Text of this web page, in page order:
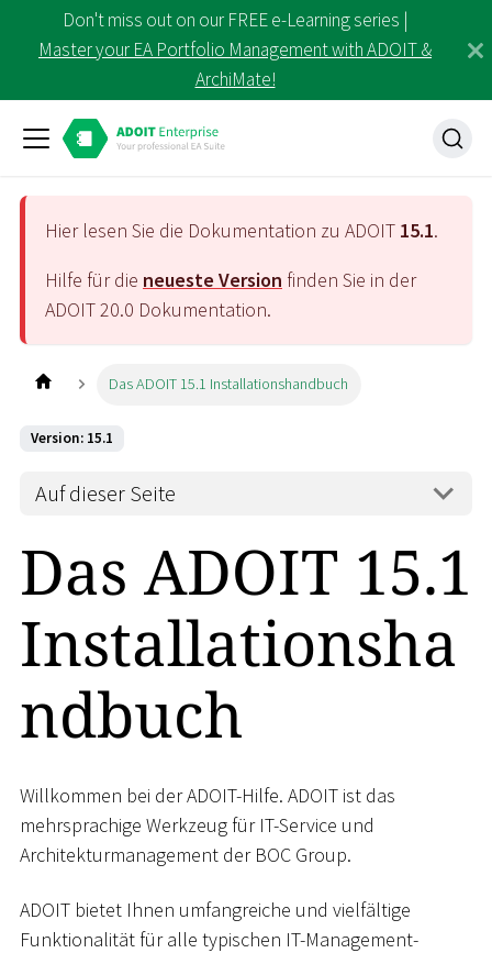
Don't miss out on our FREE e-Learning series |
Master your EA Portfolio Management with ADOIT &
ArchiMate!
Hier lesen Sie die Dokumentation zu ADOIT 15.1.
Hilfe für die neueste Version finden Sie in der
ADOIT20.0 Dokumentation.
Das ADOIT 15.1 Installationshandbuch
Version: 15.1
Auf dieser Seite
Das ADOIT 15.1
Installationsha
ndbuch
Willkommen bei der ADOIT-Hilfe. ADOIT ist das
mehrsprachige Werkzeug für IT-Service und
Architekturmanagement der BOC Group.
ADOIT bietet Ihnen umfangreiche und vielfältige
Funktionalität für alle typischen IT-Management-